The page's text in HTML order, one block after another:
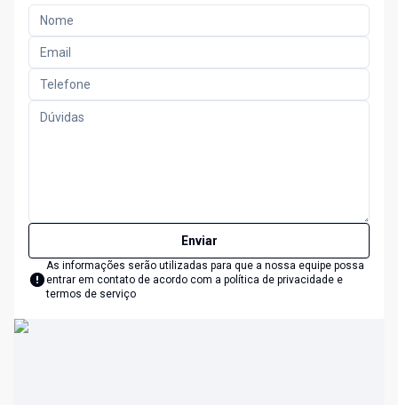
Enviar
As informações serão utilizadas para que a nossa equipe possa
entrar em contato de acordo com a política de privacidade e
termos de serviço